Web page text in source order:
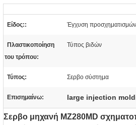
Είδος:: Έγχυση προσχηματισμών
Πλαστικοποίηση
του τρόπου:
Τύπος βιδών
Τύπος: Σερβο σύστημα
Επισημαίνω: large injection
Σερβο μηχανή MZ280MD